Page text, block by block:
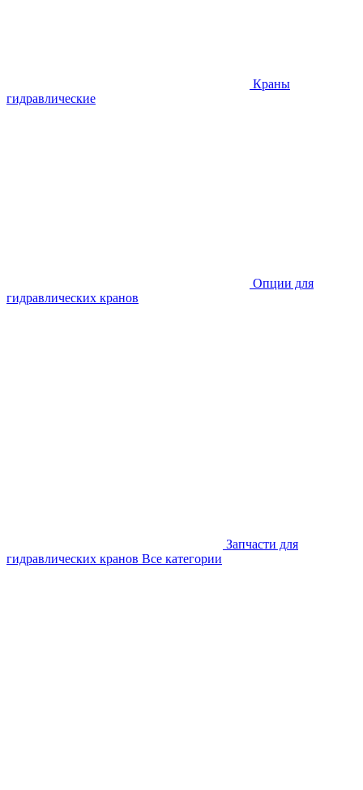
Краны
гидравлические
Опции для
гидравлических кранов
Запчасти для
гидравлических кранов Все категории